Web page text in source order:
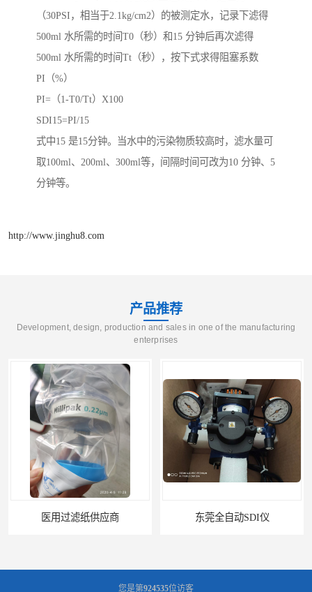
（30PSI，相当于2.1kg/cm2）的被测定水，记录下滤得
500ml 水所需的时间T0（秒）和15 分钟后再次滤得
500ml 水所需的时间Tt（秒），按下式求得阻塞系数
PI（%）
PI=（1-T0/Tt）X100
SDI15=PI/15
式中15 是15分钟。当水中的污染物质较高时，滤水量可
取100ml、200ml、300ml等，间隔时间可改为10 分钟、5
分钟等。
http://www.jinghu8.com
产品推荐
Development, design, production and sales in one of the manufacturing
enterprises
医用过滤纸供应商 东莞全自动SDI仪
您是第924535位访客